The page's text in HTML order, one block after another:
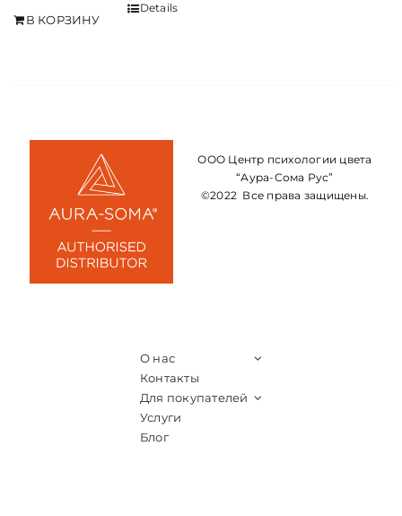
В КОРЗИНУ
Details
ООО Центр психологии цвета
“Аура-Сома Рус”
©2022 Все права защищены.
О нас
Контакты
Для покупателей
Услуги
Блог